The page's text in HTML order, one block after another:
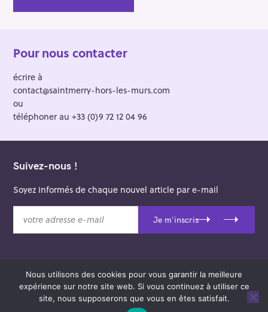
Pour nous contacter
écrire à
contact@saintmerry-hors-les-murs.com
ou
téléphoner au +33 (0)9 72 12 04 96
Suivez-nous !
Soyez informés de chaque nouvel article par e-mail
t
Je m'inscris
© 2026 Saint-Merry Hors-les-Murs.
Theme: Felt byPixelgrade.
Nous utilisons des cookies pour vous garantir la meilleure
expérience sur notre site web. Si vous continuez à utiliser ce
site, nous supposerons que vous en êtes satisfait.